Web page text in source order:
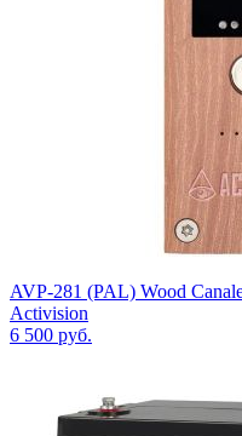
AVP-281 (PAL) Wood
Activision
6 500 руб.